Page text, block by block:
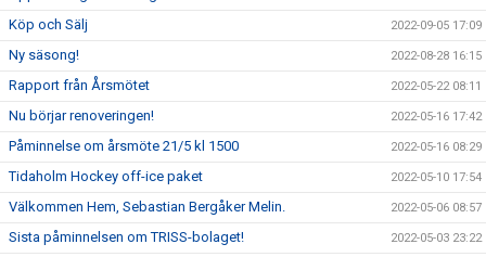
Köp och Sälj 2022-09-05 17:09
Ny säsong! 2022-08-28 16:15
Rapport från Årsmötet 2022-05-22 08:11
Nu börjar renoveringen! 2022-05-16 17:42
Påminnelse om årsmöte 21/5 kl 1500 2022-05-16 08:29
Tidaholm Hockey off-ice paket 2022-05-10 17:54
Välkommen Hem, Sebastian Bergåker Melin. 2022-05-06 08:57
Sista påminnelsen om TRISS-bolaget! 2022-05-03 23:22